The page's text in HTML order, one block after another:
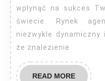
wpłynąć na sukces
świecie. Rynek
niezwykle
że znalezienie
READ MOREREAD